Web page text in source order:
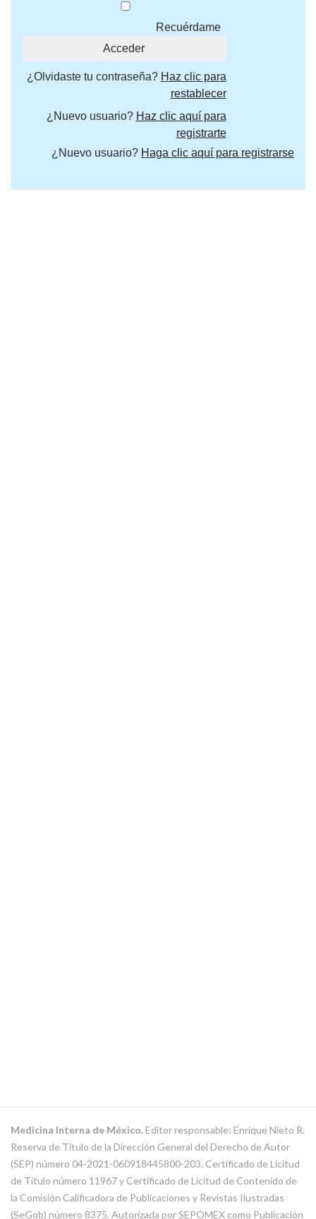
Recuérdame
¿Olvidaste tu contraseña? Haz clic para
restablecer
¿Nuevo usuario? Haz clic aquí para
registrarte
¿Nuevo usuario? Haga clic aquí para registrarse
Medicina Interna de México.Editor responsable: Enrique Nieto R.
Reserva de Título de la Dirección General del Derecho de Autor
(SEP) número 04-2021-060918445800-203. Certificado de Licitud
de Título número 11967 y Certificado de Licitud de Contenido de
la Comisión Calificadora de Publicaciones y Revistas Ilustradas
(SeGob) número 8375. Autorizada por SEPOMEX como Publicación